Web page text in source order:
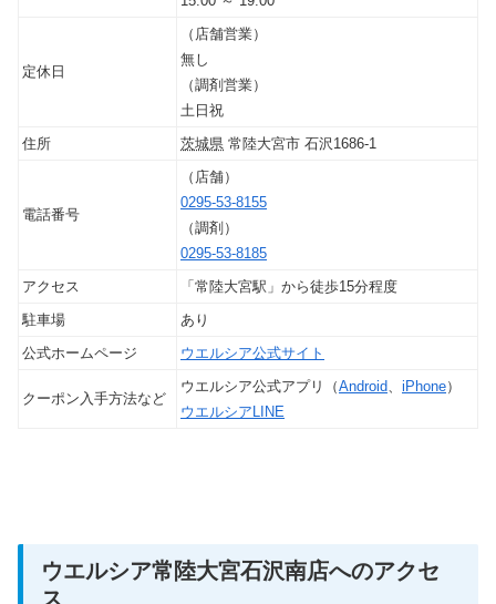
定休日
（店舗営業）
無し
（調剤営業）
土日祝
住所
茨城県 常陸大宮市 石沢1686-1
電話番号
（店舗）
0295-53-8155
（調剤）
0295-53-8185
アクセス
「常陸大宮駅」から徒歩15分程度
駐車場
あり
公式ホームページ
ウエルシア公式サイト
クーポン入手方法など
ウエルシア公式アプリ（Android iPhone）
ウエルシアLINE
ウエルシア常陸大宮石沢南店へのアクセ
ス